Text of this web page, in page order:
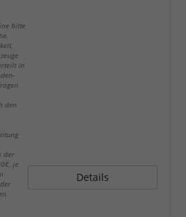
bitte
in
den
der
je
Details